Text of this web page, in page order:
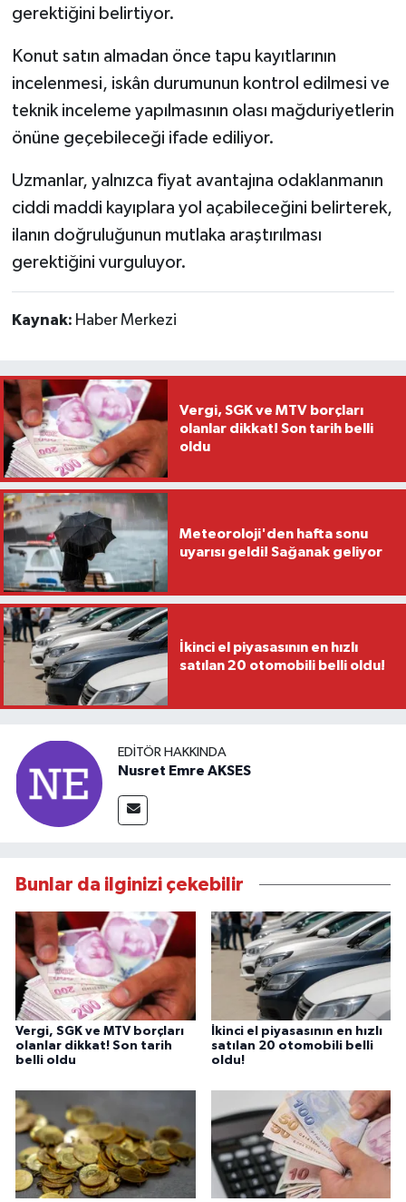
gerektiğini belirtiyor.
Konut satın almadan önce tapu kayıtlarının
incelenmesi, iskân durumunun kontrol edilmesi ve
teknik inceleme yapılmasının olası mağduriyetlerin
önüne geçebileceği ifade ediliyor.
Uzmanlar, yalnızca fiyat avantajına odaklanmanın
ciddi maddi kayıplara yol açabileceğini belirterek,
ilanın doğruluğunun mutlaka araştırılması
gerektiğini vurguluyor.
Kaynak: Haber Merkezi
Vergi, SGK ve MTV borçları
olanlar dikkat! Son tarih belli
oldu
Meteoroloji'den hafta sonu
uyarısı geldi! Sağanak geliyor
İkinci el piyasasının en hızlı
satılan 20 otomobili belli oldu!
EDITÖR HAKKINDA
Nusret Emre AKSES
Bunlar da ilginizi çekebilir
Vergi, SGK ve MTV borçları
olanlar dikkat! Son tarih
belli oldu
İkinci el piyasasının en hızlı
satılan 20 otomobili belli
oldu!